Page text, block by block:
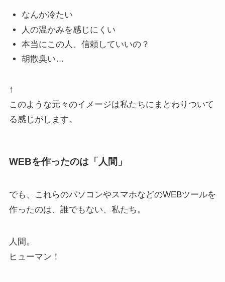
なんか冷たい
人の温かみを感じにくい
本当にこの人、信頼していいの？
胡散臭い…
↑
このような元々のイメージは私たちにまとわりついて
る感じがします。
WEBを作ったのは「人間」
でも、これらのパソコンやスマホなどのWEBツールを
作ったのは、誰でもない、私たち。
人間。
ヒューマン！